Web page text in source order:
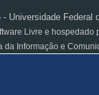
Universidade Federal
Livre e hospedado
da Informação e